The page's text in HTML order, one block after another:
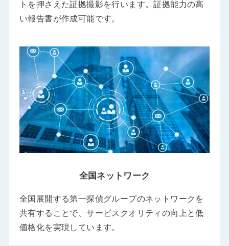
トを押さえた証拠撮影を行います。証拠能力の高
い報告書が作成可能です。
全国ネットワーク
全国展開する第一探偵グループのネットワークを
共有することで、サービスクオリティの向上と低
価格化を実現しています。